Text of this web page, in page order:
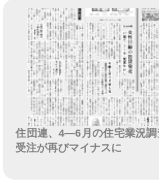
住団連、4―6月の住宅業況
受注が再びマイナスに